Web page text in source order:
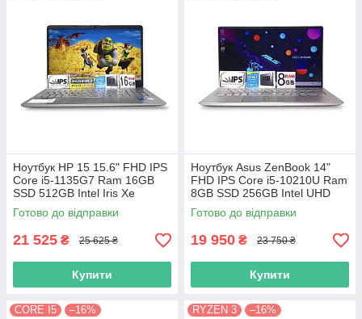
Ноутбук HP 15 15.6" FHD IPS
Сore i5-1135G7 Ram 16GB
SSD 512GB Intel Iris Xe
Graphics
Готово до відправки
21 525 ₴ 25 625 ₴
Купити
Ноутбук Asus ZenBook 14"
FHD IPS Core i5-10210U Ram
8GB SSD 256GB Intel UHD
Graphics
Готово до відправки
19 950 ₴ 23 750 ₴
Купити
CORE I5 –16% RYZEN 3 –16%